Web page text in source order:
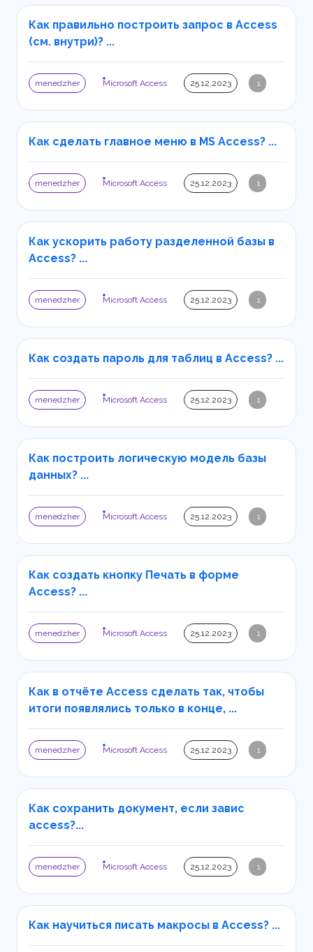
Как правильно построить запрос в Access
(см. внутри)? ...
menedzher Microsoft Access 25.12.2023 1
Как сделать главное меню в MS Access? ...
menedzher Microsoft Access 25.12.2023 1
Как ускорить работу разделенной базы в
Access? ...
menedzher Microsoft Access 25.12.2023 1
Как создать пароль для таблиц в Access? ...
menedzher Microsoft Access 25.12.2023 1
Как построить логическую модель базы
данных? ...
menedzher Microsoft Access 25.12.2023 1
Как создать кнопку Печать в форме
Access? ...
menedzher Microsoft Access 25.12.2023 1
Как в отчёте Access сделать так, чтобы
итоги появлялись только в конце, ...
menedzher Microsoft Access 25.12.2023 1
Как сохранить документ, если завис
access?...
menedzher Microsoft Access 25.12.2023 1
Как научиться писать макросы в Access? ...